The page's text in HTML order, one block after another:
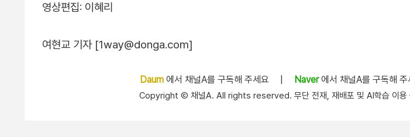
영상편집: 이혜리
여현교 기자 [1way@donga.com]
Daum 에서 채널A를 구독해 주세요 Naver에서 채널A를 구독해 주
Copyright Ⓒ 채널A. All rights reserved. 무단 전재, 재배포 및 AI학습 이용